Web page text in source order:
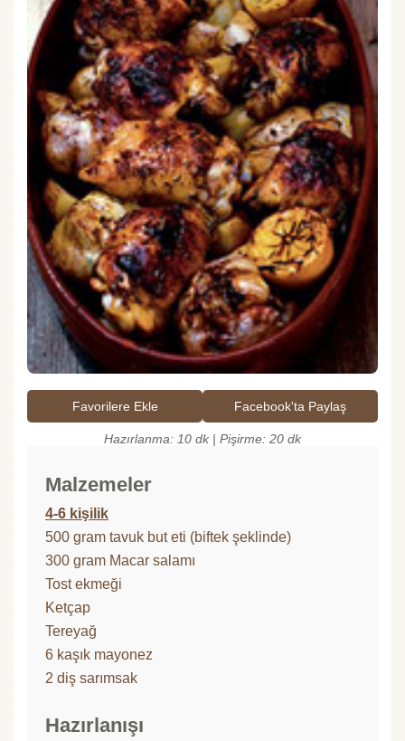
Favorilere Ekle Facebook'ta Paylaş
Hazırlanma: 10 dk | Pişirme: 20 dk
Malzemeler
4-6 kişilik
500 gram tavuk but eti (biftek şeklinde)
300 gram Macar salamı
Tost ekmeği
Ketçap
Tereyağ
6 kaşık mayonez
2 diş sarımsak
Hazırlanışı